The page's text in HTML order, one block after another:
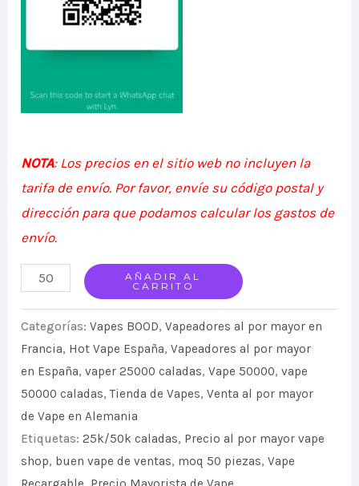
NOTA: Los precios en el sitio web no incluyen la
tarifa de envío. Por favor, envíe su código postal y
dirección para que podamos calcular los gastos de
envío.
Bood
pro
25k/50k
Wholesale
Price
Disposable
Vape
Good
AÑADIR AL
CARRITO
Categorías:Vapes BOOD,Vapeadores al por mayor en
Francia, Hot Vape España,Vapeadores al por mayor
en España,vaper 25000 caladas,Vape 50000,vape
50000 caladas,Tienda de Vapes,Venta al por mayor
de Vape en Alemania
Etiquetas:25k/50k caladas, Precio al por mayor vape
shop, buen vape de ventas, moq 50 piezas,Vape